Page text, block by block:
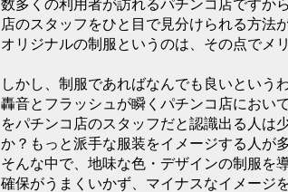
数多くの利用者が訪れるパチンコ店ですか
店のスタッフをひと目で見分けられる方法
オリジナルの制服というのは、その点でメ
しかし、制服であればなんでも良いという
轟音とフラッシュが瞬くパチンコ店におい
をパチンコ店のスタッフだと認識出る人は
か？もっと派手な服装をイメージする人が
そんな中で、地味な色・デザインの制服を
確保がうまくいかず、マイナスなイメージ